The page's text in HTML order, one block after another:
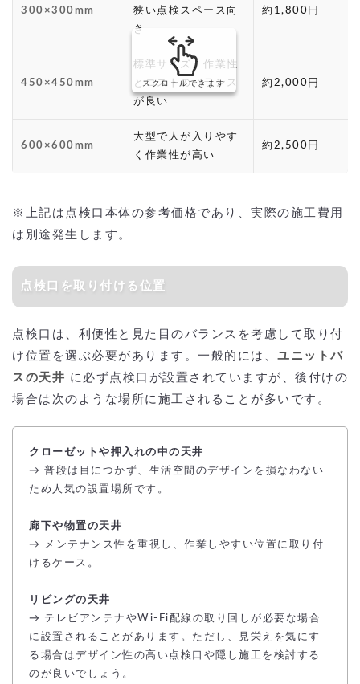
300×300mm
狭い点検スペース向
き
約1,800円
450×450mm
標準サイズ。作業性
とコストのバランス
が良い
約2,000円
600×600mm
大型で人が入りやす
く作業性が高い
約2,500円
スクロールできます
※上記は点検口本体の参考価格であり、実際の施工費用
は別途発生します。
点検口を取り付ける位置
点検口は、利便性と見た目のバランスを考慮して取り付
け位置を選ぶ必要があります。一般的には、 ユニットバ
スの天井 に必ず点検口が設置されていますが、後付けの
場合は次のような場所に施工されることが多いです。
クローゼットや押入れの中の天井
→ 普段は目につかず、生活空間のデザインを損なわない
ため人気の設置場所です。
廊下や物置の天井
→ メンテナンス性を重視し、作業しやすい位置に取り付
けるケース。
リビングの天井
→ テレビアンテナやWi-Fi配線の取り回しが必要な場合
に設置されることがあります。ただし、見栄えを気にす
る場合はデザイン性の高い点検口や隠し施工を検討する
のが良いでしょう。